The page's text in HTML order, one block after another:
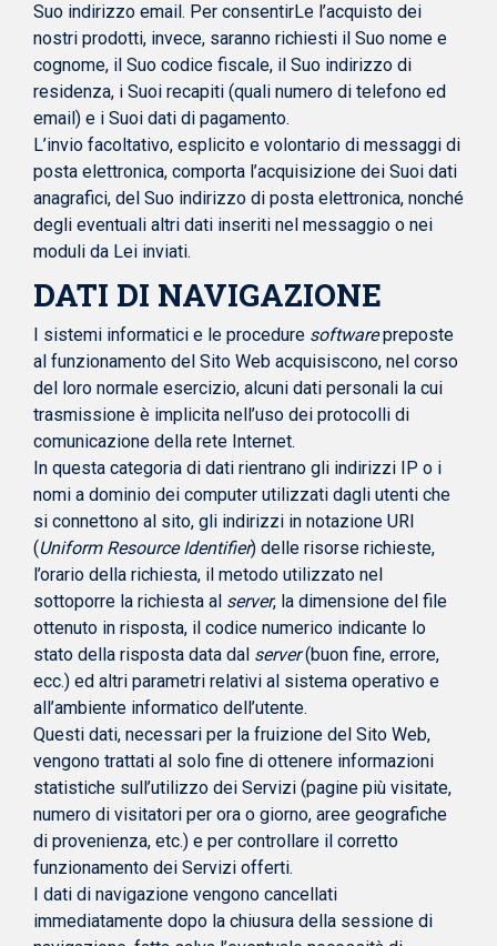
Suo indirizzo email. Per consentirLe l’acquisto dei
nostri prodotti, invece, saranno richiesti il Suo nome e
cognome, il Suo codice fiscale, il Suo indirizzo di
residenza, i Suoi recapiti (quali numero di telefono ed
email) e i Suoi dati di pagamento.
L’invio facoltativo, esplicito e volontario di messaggi di
posta elettronica, comporta l’acquisizione dei Suoi dati
anagrafici, del Suo indirizzo di posta elettronica, nonché
degli eventuali altri dati inseriti nel messaggio o nei
moduli da Lei inviati.
DATI DI NAVIGAZIONE
I sistemi informatici e le procedure softwarepreposte
al funzionamento del Sito Web acquisiscono, nel corso
del loro normale esercizio, alcuni dati personali la cui
trasmissione è implicita nell’uso dei protocolli di
comunicazione della rete Internet.
In questa categoria di dati rientrano gli indirizzi IP o i
nomi a dominio dei computer utilizzati dagli utenti che
si connettono al sito, gli indirizzi in notazione URI
(Uniform Resource Identifier) delle risorse richieste,
l’orario della richiesta, il metodo utilizzato nel
sottoporre la richiesta al server, la dimensione del file
ottenuto in risposta, il codice numerico indicante lo
stato della risposta data dal server(buon fine, errore,
ecc.) ed altri parametri relativi al sistema operativo e
all’ambiente informatico dell’utente.
Questi dati, necessari per la fruizione del Sito Web,
vengono trattati al solo fine di ottenere informazioni
statistiche sull’utilizzo dei Servizi (pagine più visitate,
numero di visitatori per ora o giorno, aree geografiche
di provenienza, etc.) e per controllare il corretto
funzionamento dei Servizi offerti.
I dati di navigazione vengono cancellati
immediatamente dopo la chiusura della sessione di